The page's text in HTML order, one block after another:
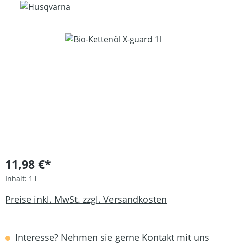
Bildergalerie überspringen
11,98 €*
Inhalt: 1 l
Preise inkl. MwSt. zzgl. Versandkosten
Interesse? Nehmen sie gerne Kontakt mit uns